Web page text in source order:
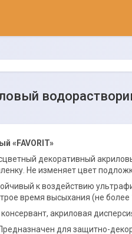
« FAVORIT»
декоративный
Не изменяет цвет
к воздействию
время высыхания (не
консервант, акриловая
для защитно-